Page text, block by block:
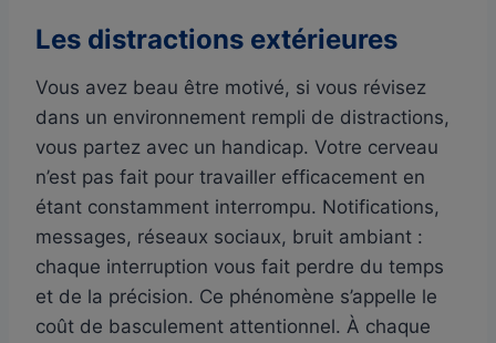
Les distractions extérieures
Vous avez beau être motivé, si vous révisez
dans un environnement rempli de distractions,
vous partez avec un handicap. Votre cerveau
n’est pas fait pour travailler efficacement en
étant constamment interrompu. Notifications,
messages, réseaux sociaux, bruit ambiant :
chaque interruption vous fait perdre du temps
et de la précision. Ce phénomène s’appelle le
coût de basculement attentionnel. À chaque